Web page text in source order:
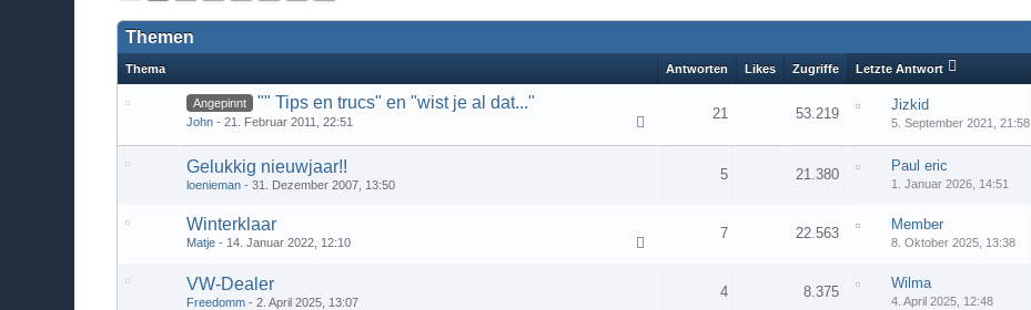
Themen
Thema Antworten Likes Zugriffe Letzte Antwort
Angepinnt "" Tips en trucs" en "wist je al dat..."
John 21. Februar 2011, 22:51 21 53.219
Jizkid
5. September 2021, 21:58
Gelukkig nieuwjaar!!
loenieman 31. Dezember 2007, 13:50
5 21.380
Paul eric
1. Januar 2026, 14:51
Winterklaar
Matje 14. Januar 2022, 12:10
7 22.563
Member
8. Oktober 2025, 13:38
VW-Dealer
Freedomm 2. April 2025, 13:07
4 8.375
Wilma
4. April 2025, 12:48